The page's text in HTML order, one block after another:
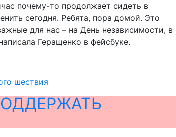
почему-то продолжает сидеть в
сегодня. Ребята, пора домой. Это
для нас – на День независимости, в
Геращенко в фейсбуке.
шествия